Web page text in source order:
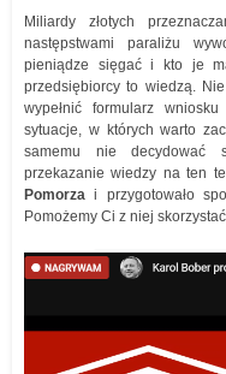
Miliardy złotych
następstwami paraliżu
pieniądze sięgać i kto je
przedsiębiorcy to wiedzą.
wypełnić formularz
sytuacje, w których warto
samemu nie decydować
przekazanie wiedzy na ten
Pomorza i przygotowało
Pomożemy Ci z niej